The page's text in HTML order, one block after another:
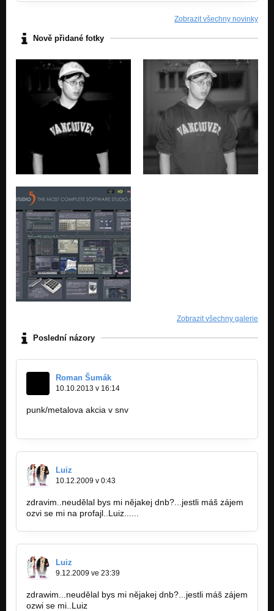
Nezařazeno
Nezařazeno
Nezařazeno
Nezařazeno
Zobrazit všechny novinky
Nově přidané fotky
Zobrazit všechny galerie
Poslední názory
Roman Šumák
10.10.2013 v 16:14
punk/metalova akcia v snv
Luiz
10.12.2009 v 0:43
zdravim..neudělal bys mi nějakej dnb?...jestli máš zájem
ozvi se mi na profajl..Luiz......
Luiz
9.12.2009 ve 23:39
zdrawim...neudělal bys mi nějakej dnb?...jestli máš zájem
ozwi se mi..Luiz